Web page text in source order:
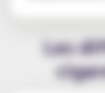
Les